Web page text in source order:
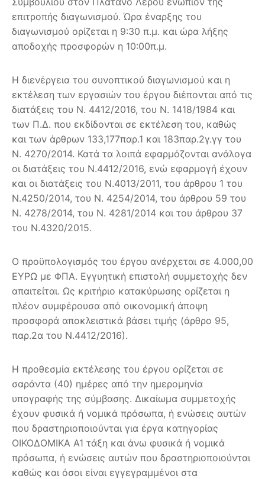
επιτροπής διαγωνισμού. Ώρα έναρξης του
διαγωνισμού ορίζεται η 9:30 π.μ. και ώρα λήξης
αποδοχής προσφορών η 10:00π.μ.
Η διενέργεια του συνοπτικού διαγωνισμού και η
εκτέλεση των εργασιών του έργου διέπονται από τις
διατάξεις του Ν. 4412/2016, του Ν. 1418/1984 και
των Π.Δ. που εκδίδονται σε εκτέλεση του, καθώς
και των άρθρων 133,177παρ.1 και 183παρ.2γ.γγ του
Ν. 4270/2014. Κατά τα λοιπά εφαρμόζονται ανάλογα
οι διατάξεις του Ν.4412/2016, ενώ εφαρμογή έχουν
και οι διατάξεις του Ν.4013/2011, του άρθρου 1 του
Ν.4250/2014, του Ν. 4254/2014, του άρθρου 59 του
Ν. 4278/2014, του Ν. 4281/2014 και του άρθρου 37
του Ν.4320/2015.
Ο προϋπολογισμός του έργου ανέρχεται σε 4.000,00
ΕΥΡΩ με ΦΠΑ. Εγγυητική επιστολή συμμετοχής δεν
απαιτείται. Ως κριτήριο κατακύρωσης ορίζεται η
πλέον συμφέρουσα από οικονομική άποψη
προσφορά αποκλειστικά βάσει τιμής (άρθρο 95,
παρ.2α του Ν.4412/2016).
Η προθεσμία εκτέλεσης του έργου ορίζεται σε
σαράντα (40) ημέρες από την ημερομηνία
υπογραφής της σύμβασης. Δικαίωμα συμμετοχής
έχουν φυσικά ή νομικά πρόσωπα, ή ενώσεις αυτών
που δραστηριοποιούνται για έργα κατηγορίας
ΟΙΚΟΔΟΜΙΚΑ Α1 τάξη και άνω φυσικά ή νομικά
πρόσωπα, ή ενώσεις αυτών που δραστηριοποιούνται
καθώς και όσοι είναι εγγεγραμμένοι στα